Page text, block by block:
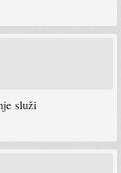
služi